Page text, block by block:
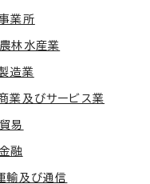
業所
林水産業
造業
業及びサービス業
易
融
輸及び通信